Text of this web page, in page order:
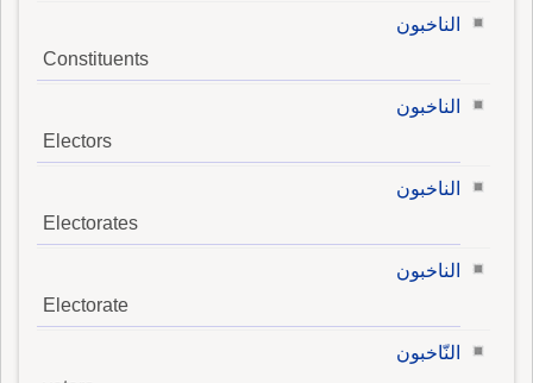
الناخبون
Constituents
الناخبون
Electors
الناخبون
Electorates
الناخبون
Electorate
النّاخبون